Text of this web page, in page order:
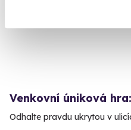
Venkovní úniková
Odhalte pravdu ukrytou v